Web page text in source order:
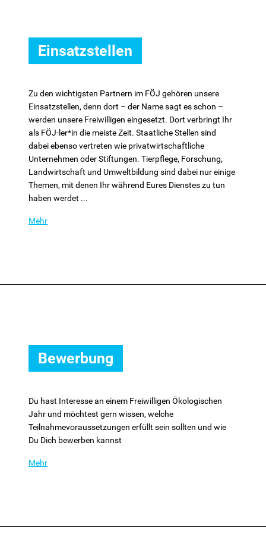
Einsatzstellen
Zu den wichtigsten Partnern im FÖJ gehören unsere
Einsatzstellen, denn dort – der Name sagt es schon –
werden unsere Freiwilligen eingesetzt. Dort verbringt Ihr
als FÖJ-ler*in die meiste Zeit. Staatliche Stellen sind
dabei ebenso vertreten wie privatwirtschaftliche
Unternehmen oder Stiftungen. Tierpflege, Forschung,
Landwirtschaft und Umweltbildung sind dabei nur einige
Themen, mit denen Ihr während Eures Dienstes zu tun
haben werdet ...
Mehr
Bewerbung
Du hast Interesse an einem Freiwilligen Ökologischen
Jahr und möchtest gern wissen, welche
Teilnahmevoraussetzungen erfüllt sein sollten und wie
Du Dich bewerben kannst
Mehr